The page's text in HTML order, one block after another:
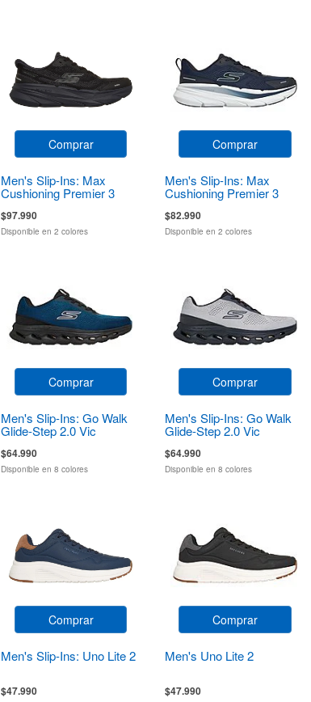
Comprar
Men's Slip-Ins: Max
Cushioning Premier 3
$97.990
Disponible en 2 colores
Comprar
Men's Slip-Ins: Max
Cushioning Premier 3
$82.990
Disponible en 2 colores
Comprar
Men's Slip-Ins: Go Walk
Glide-Step 2.0 Vic
$64.990
Disponible en 8 colores
Comprar
Men's Slip-Ins: Go Walk
Glide-Step 2.0 Vic
$64.990
Disponible en 8 colores
Comprar
Men's Slip-Ins: Uno Lite 2
$47.990
Comprar
Men's Uno Lite 2
$47.990